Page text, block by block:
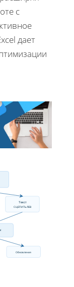
с
дает
Текст
СЦЕПИТЬ ЛЕВ
Обновления